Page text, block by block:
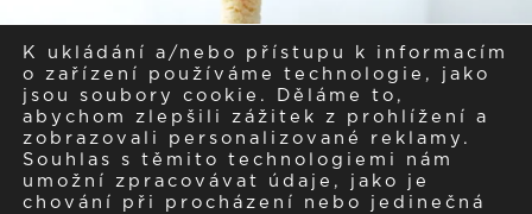
K ukládání a/nebo přístupu k informacím
o zařízení používáme technologie, jako
jsou soubory cookie. Děláme to,
abychom zlepšili zážitek z prohlížení a
zobrazovali personalizované reklamy.
Souhlas s těmito technologiemi nám
umožní zpracovávat údaje, jako je
chování při procházení nebo jedinečná